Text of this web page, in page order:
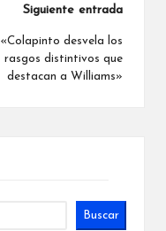
Siguiente entrada
«Colapinto desvela los
rasgos distintivos que
destacan a Williams»
Buscar